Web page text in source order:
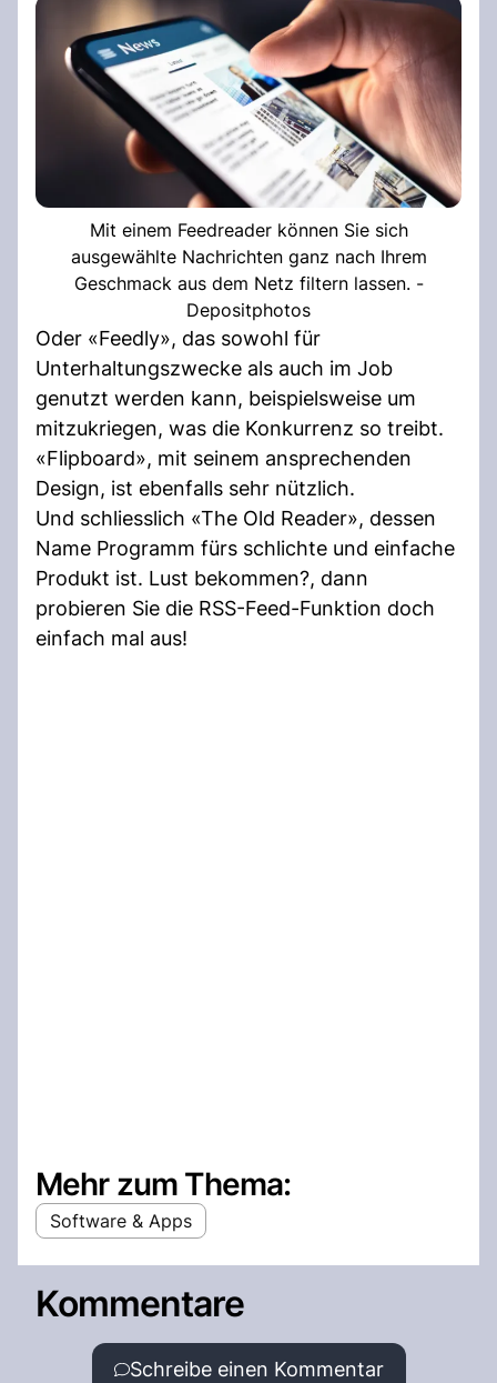
Mit einem Feedreader können Sie sich
ausgewählte Nachrichten ganz nach Ihrem
Geschmack aus dem Netz filtern lassen. -
Depositphotos
Oder «Feedly», das sowohl für
Unterhaltungszwecke als auch im Job
genutzt werden kann, beispielsweise um
mitzukriegen, was die Konkurrenz so treibt.
«Flipboard», mit seinem ansprechenden
Design, ist ebenfalls sehr nützlich.
Und schliesslich «The Old Reader», dessen
Name Programm fürs schlichte und einfache
Produkt ist. Lust bekommen?, dann
probieren Sie die RSS-Feed-Funktion doch
einfach mal aus!
Mehr zum Thema:
Software & Apps
Kommentare
Schreibe einen Kommentar